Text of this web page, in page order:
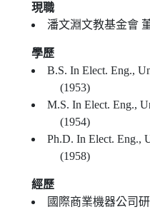
現職
潘文淵文教基金會
學歷
B.S. In Elect. Eng.,
(1953)
M.S. In Elect. Eng.,
(1954)
Ph.D. In Elect. Eng.,
(1958)
經歷
國際商業機器公司